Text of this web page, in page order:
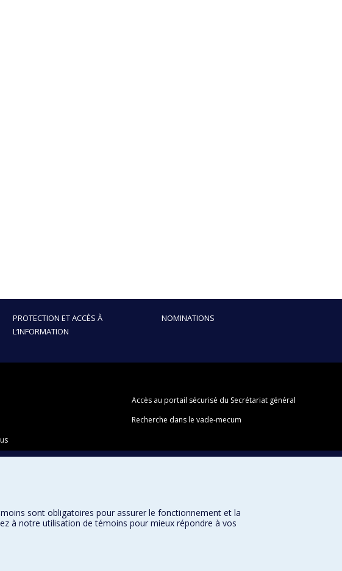
PROTECTION ET ACCÈS À
L’INFORMATION
NOMINATIONS
Accès au portail sécurisé du Secrétariat général
Recherche dans le vade-mecum
sont obligatoires pour assurer le fonctionnement et la
à notre utilisation de témoins pour mieux répondre à vos